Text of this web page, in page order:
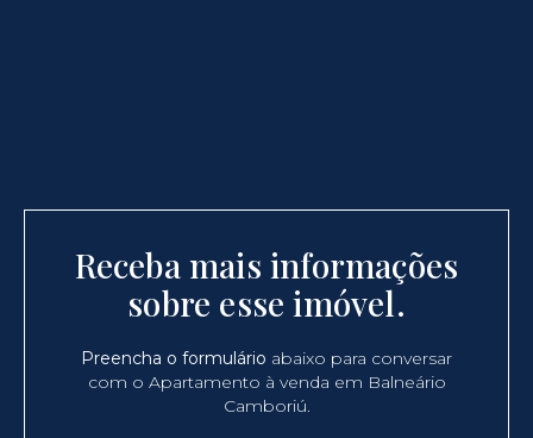
Receba mais informações
sobre esse imóvel.
Preencha o formulário abaixo para conversar
com o Apartamento à venda em Balneário
Camboriú.